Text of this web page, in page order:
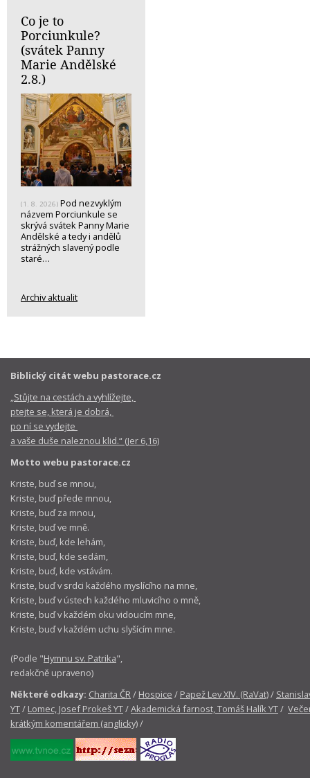
Co je to
Porciunkule?
(svátek Panny
Marie Andělské
2.8.)
(1. 8. 2026) Pod nezvyklým
názvem Porciunkule se
skrývá svátek Panny Marie
Andělské a tedy i andělů
strážných slavený podle
staré…
Archiv aktualit
Biblický citát webu pastorace.cz
„Stůjte na cestách a vyhlížejte,
ptejte se, která je dobrá,
po ní se vydejte
a vaše duše naleznou klid.“ (Jer 6,16)
Motto webu pastorace.cz
Kriste, buď se mnou,
Kriste, buď přede mnou,
Kriste, buď za mnou,
Kriste, buď ve mně.
Kriste, buď, kde lehám,
Kriste, buď, kde sedám,
Kriste, buď, kde vstávám.
Kriste, buď v srdci každého myslícího na mne,
Kriste, buď v ústech každého mluvicího o mně,
Kriste, buď v každém oku vidoucím mne,
Kriste, buď v každém uchu slyšícím mne.
(Podle "Hymnu sv. Patrika",
redakčně upraveno)
Některé odkazy: Charita ČR/ Hospice / Papež Lev XIV. (RaVat)/
YT/ Lomec, Josef Prokeš YT/Akademická farnost, Tomáš Halík YT/
krátkým komentářem (anglicky)/